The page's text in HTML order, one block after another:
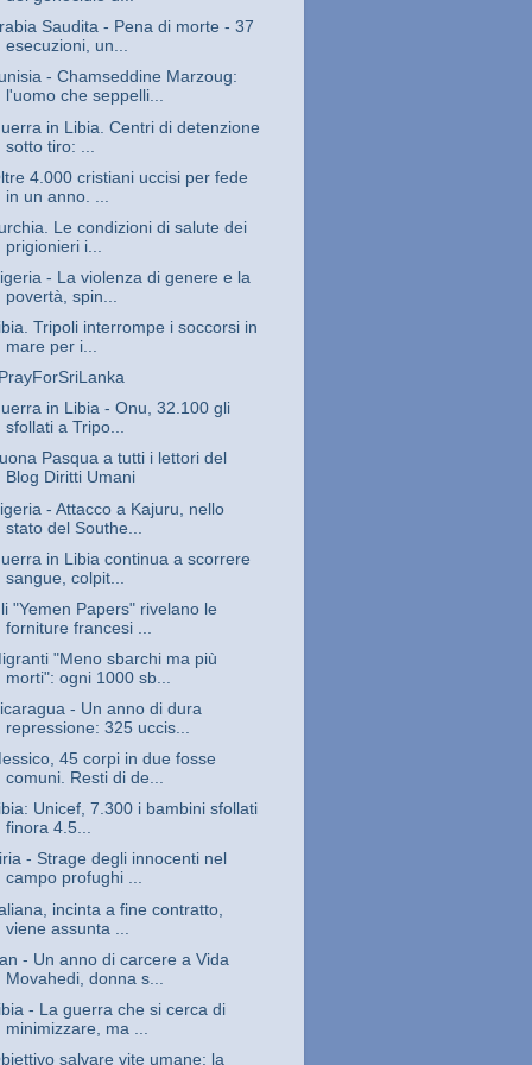
Saudita - Pena di morte - 37
esecuzioni, un...
- Chamseddine Marzoug:
l'uomo che seppelli...
in Libia. Centri di detenzione
sotto tiro: ...
4.000 cristiani uccisi per fede
in un anno. ...
Le condizioni di salute dei
prigionieri i...
- La violenza di genere e la
povertà, spin...
Tripoli interrompe i soccorsi in
mare per i...
in Libia - Onu, 32.100 gli
sfollati a Tripo...
Pasqua a tutti i lettori del
Blog Diritti Umani
- Attacco a Kajuru, nello
stato del Southe...
in Libia continua a scorrere
sangue, colpit...
"Yemen Papers" rivelano le
forniture francesi ...
"Meno sbarchi ma più
morti": ogni 1000 sb...
- Un anno di dura
repressione: 325 uccis...
45 corpi in due fosse
comuni. Resti di de...
Unicef, 7.300 i bambini sfollati
finora 4.5...
- Strage degli innocenti nel
campo profughi ...
incinta a fine contratto,
viene assunta ...
- Un anno di carcere a Vida
Movahedi, donna s...
- La guerra che si cerca di
minimizzare, ma ...
salvare vite umane: la